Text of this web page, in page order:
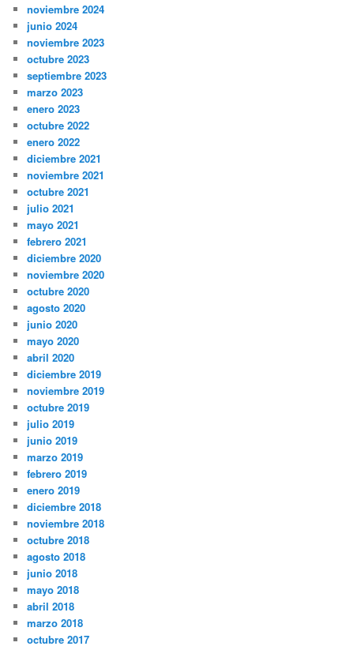
noviembre 2024
junio 2024
noviembre 2023
octubre 2023
septiembre 2023
marzo 2023
enero 2023
octubre 2022
enero 2022
diciembre 2021
noviembre 2021
octubre 2021
julio 2021
mayo 2021
febrero 2021
diciembre 2020
noviembre 2020
octubre 2020
agosto 2020
junio 2020
mayo 2020
abril 2020
diciembre 2019
noviembre 2019
octubre 2019
julio 2019
junio 2019
marzo 2019
febrero 2019
enero 2019
diciembre 2018
noviembre 2018
octubre 2018
agosto 2018
junio 2018
mayo 2018
abril 2018
marzo 2018
octubre 2017